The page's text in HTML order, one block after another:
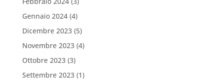
Gennaio 2024(4)
Dicembre 2023(5)
Novembre 2023(4)
Ottobre 2023(3)
Settembre 2023(1)